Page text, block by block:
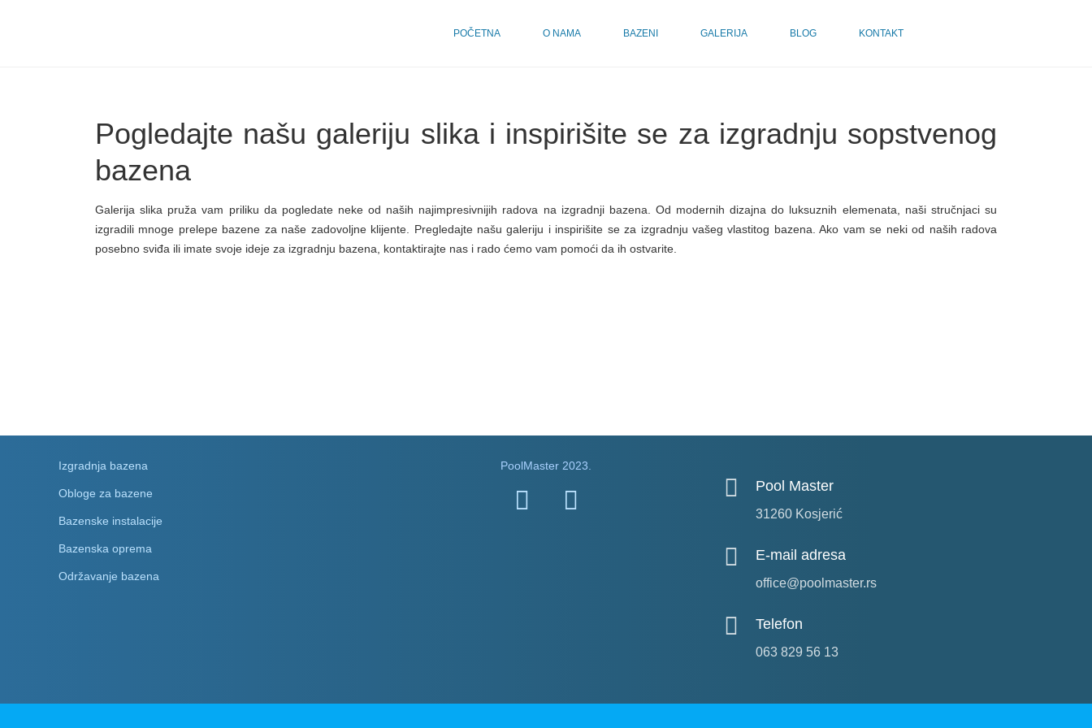
POČETNA O NAMA BAZENI GALERIJA BLOG KONTAKT
Pogledajte našu galeriju slika i inspirišite se za izgradnju sopstvenog
bazena
Galerija slika pruža vam priliku da pogledate neke od naših najimpresivnijih radova na izgradnji bazena. Od modernih dizajna do luksuznih elemenata, naši stručnjaci su
izgradili mnoge prelepe bazene za naše zadovoljne klijente. Pregledajte našu galeriju i inspirišite se za izgradnju vašeg vlastitog bazena. Ako vam se neki od naših radova
posebno sviđa ili imate svoje ideje za izgradnju bazena, kontaktirajte nas i rado ćemo vam pomoći da ih ostvarite.
Izgradnja bazena
Obloge za bazene
Bazenske instalacije
Bazenska oprema
Održavanje bazena
PoolMaster 2023.
Pool Master
31260 Kosjerić
E-mail adresa
office@poolmaster.rs
Telefon
063 829 56 13